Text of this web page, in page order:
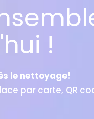
!
le nettoyage!
par carte, QR